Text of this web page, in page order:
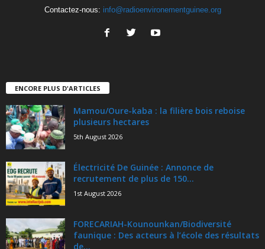
Contactez-nous: info@radioenvironementguinee.org
ENCORE PLUS D'ARTICLES
Mamou/Oure-kaba : la filière bois reboise
plusieurs hectares
5th August 2026
Électricité De Guinée : Annonce de
recrutement de plus de 150...
1st August 2026
FORECARIAH-Kounounkan/Biodiversité
faunique : Des acteurs à l’école des résultats
de...